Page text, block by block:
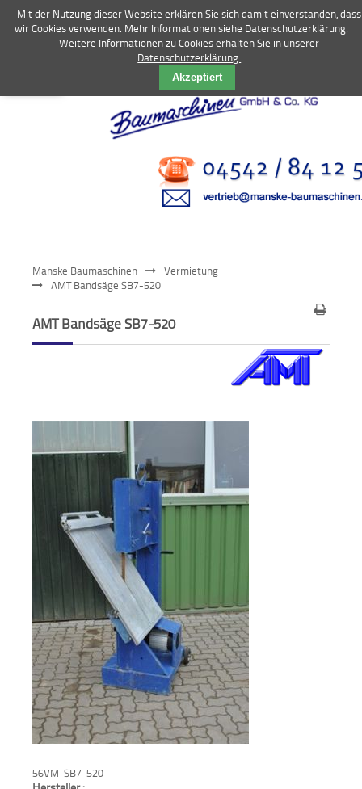
Bagger
Kommunaltechnik
Anbaugeräte
Bagger
Radlader
Stromerzeuger
Vibrationstechnik
Kommunaltechnik
Anbaugeräte
Sonstiges
Sonderaktionen
Angebote
Manske Baumaschinen
Vermietung
AMT Bandsäge SB7-520
AMT Bandsäge SB7-520
56VM-SB7-520
Mit der Nutzung dieser Website erklären Sie sich damit einverstanden, dass
wir Cookies verwenden. Mehr Informationen siehe Datenschutzerklärung.
Weitere Informationen zu Cookies erhalten Sie in unserer
Datenschutzerklärung.
Akzeptiert